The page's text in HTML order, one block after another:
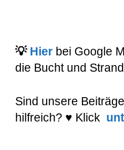
💡 Hier bei Google
die Bucht und
Sind unsere
hilfreich? ♥ Klick